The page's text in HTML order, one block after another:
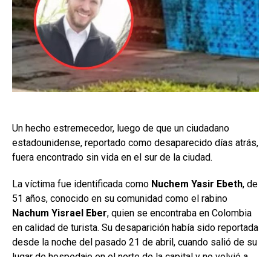
Un hecho estremecedor, luego de que un ciudadano
estadounidense, reportado como desaparecido días atrás,
fuera encontrado sin vida en el sur de la ciudad.
La víctima fue identificada como Nuchem Yasir Ebeth, de
51 años, conocido en su comunidad como el rabino
Nachum Yisrael Eber, quien se encontraba en Colombia
en calidad de turista. Su desaparición había sido reportada
desde la noche del pasado 21 de abril, cuando salió de su